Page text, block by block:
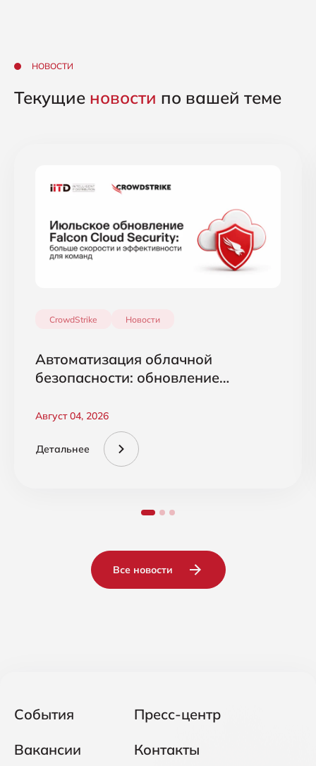
НОВОСТИ
Текущие новости по вашей теме
CrowdStrike Новости
Автоматизация облачной
безопасности: обновление
Август 04, 2026
Детальнее
Все новости
События
Пресс-центр
Вакансии
Контакты